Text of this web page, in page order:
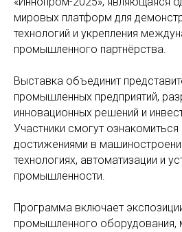
мировых платформ для
технологий и укрепления
промышленного партнёрства.
Выставка объединит
промышленных предприятий,
инновационных решений и
Участники смогут
достижениями в
технологиях, автоматизации и
промышленности.
Программа включает
промышленного оборудования,